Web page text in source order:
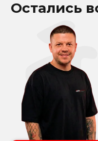
Остались